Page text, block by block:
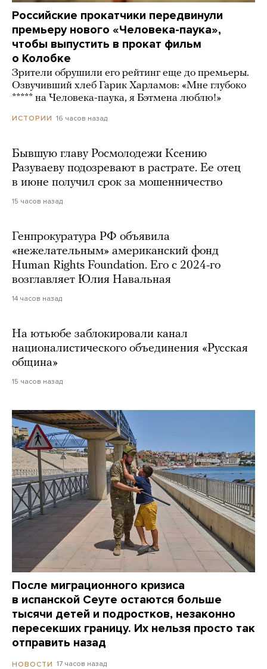
Российские прокатчики передвинули
премьеру нового «Человека-паука»,
чтобы выпустить в прокат фильм
о Колобке
Зрители обрушили его рейтинг еще до премьеры.
Озвучивший хлеб Гарик Харламов: «Мне глубоко
***** на Человека-паука, я Бэтмена люблю!»
ИСТОРИИ 16 часов назад
Бывшую главу Росмолодежи Ксению
Разуваеву подозревают в растрате. Ее отец
в июне получил срок за мошенничество
15 часов назад
Генпрокуратура РФ объявила
«нежелательным» американский фонд
Human Rights Foundation. Его с 2024-го
возглавляет Юлия Навальная
14 часов назад
На ютьюбе заблокировали канал
националистического объединения «Русская
община»
15 часов назад
После миграционного кризиса
в испанской Сеуте остаются больше
тысячи детей и подростков, незаконно
пересекших границу. Их нельзя просто так
отправить назад
НОВОСТИ 17 часов назад